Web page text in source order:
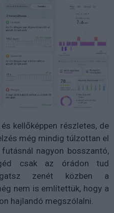
kellőképpen részletes, de
még mindig túlzottan el
nagyon bosszantó,
csak az órádon tud
zenét közben a
nem is említettük, hogy a
hajlandó megszólalni.